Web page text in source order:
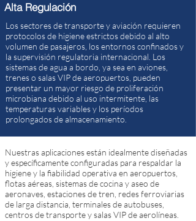
Alta Regulación
Los sectores de transporte y aviación requieren
protocolos de higiene estrictos debido al alto
volumen de pasajeros, los entornos confinados y
la supervisión regulatoria internacional. Los
sistemas de agua a bordo, ya sea en aviones,
trenes o salas VIP de aeropuertos, pueden
presentar un mayor riesgo de proliferación
microbiana debido al uso intermitente, las
temperaturas variables y los períodos
prolongados de almacenamiento.
Nuestras aplicaciones están idealmente diseñadas
y específicamente configuradas para respaldar la
higiene y la fiabilidad operativa en aeropuertos,
flotas aéreas, sistemas de cocina y aseo de
aeronaves, estaciones de tren, redes ferroviarias
de larga distancia, terminales de autobuses,
centros de transporte y salas VIP de aerolíneas.